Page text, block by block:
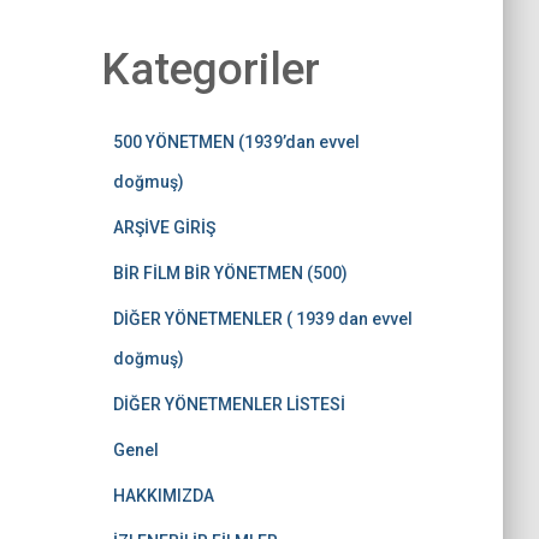
Kategoriler
500 YÖNETMEN (1939’dan evvel
doğmuş)
ARŞİVE GİRİŞ
BİR FİLM BİR YÖNETMEN (500)
DİĞER YÖNETMENLER ( 1939 dan evvel
doğmuş)
DİĞER YÖNETMENLER LİSTESİ
Genel
HAKKIMIZDA